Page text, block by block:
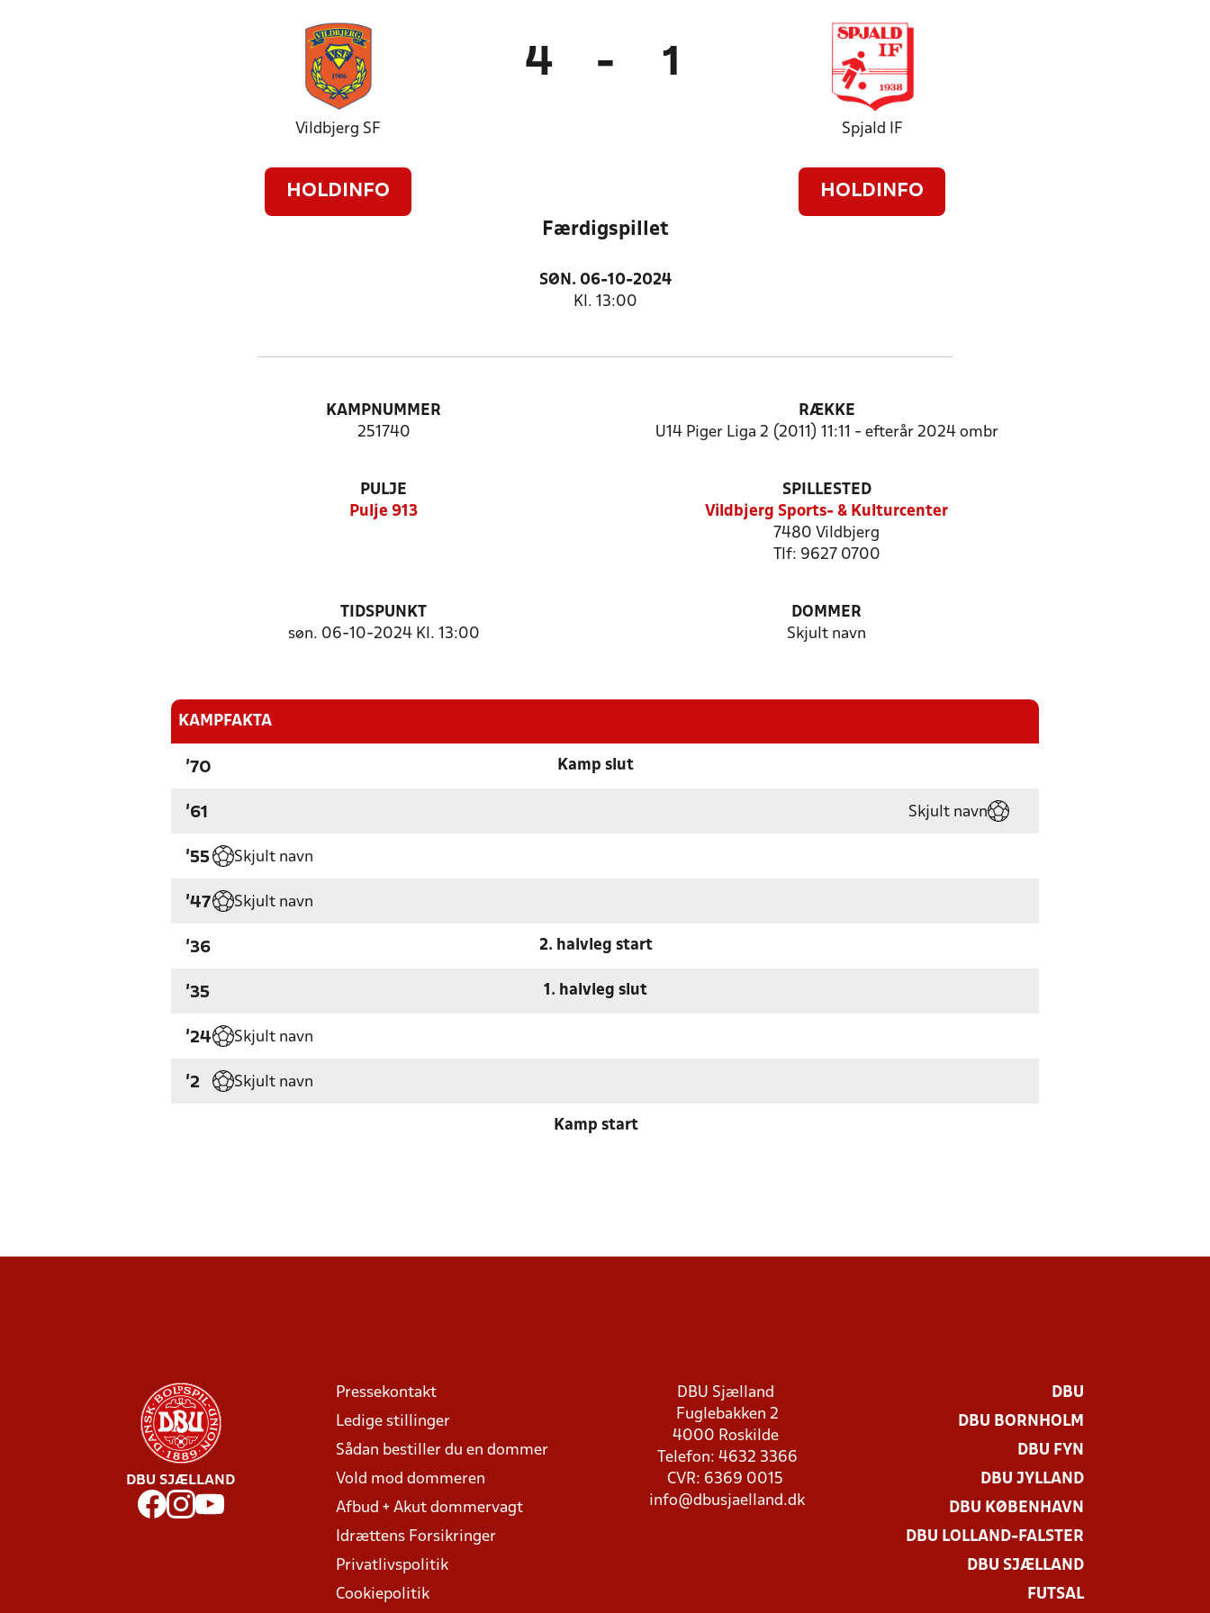
Vildbjerg SF
HOLDINFO
4 - 1
Spjald IF
HOLDINFO
Færdigspillet
SØN. 06-10-2024
Kl. 13:00
KAMPNUMMER
251740
RÆKKE
U14 Piger Liga 2 (2011) 11:11 - efterår 2024 ombr
PULJE
Pulje 913
SPILLESTED
Vildbjerg Sports- & Kulturcenter
7480 Vildbjerg
Tlf: 9627 0700
TIDSPUNKT
søn. 06-10-2024 Kl. 13:00
DOMMER
Skjult navn
KAMPFAKTA
'70 Kamp slut
'61 Skjult navn
'55 Skjult navn
'47 Skjult navn
'36 2. halvleg start
'35 1. halvleg slut
'24 Skjult navn
'2 Skjult navn
Kamp start
DBU SJÆLLAND
Pressekontakt
Ledige stillinger
Sådan bestiller du en dommer
Vold mod dommeren
Afbud + Akut dommervagt
Idrættens Forsikringer
Privatlivspolitik
Cookiepolitik
DBU Sjælland
Fuglebakken 2
4000 Roskilde
Telefon: 4632 3366
CVR: 6369 0015
info@dbusjaelland.dk
DBU
DBU BORNHOLM
DBU FYN
DBU JYLLAND
DBU KØBENHAVN
DBU LOLLAND-FALSTER
DBU SJÆLLAND
FUTSAL